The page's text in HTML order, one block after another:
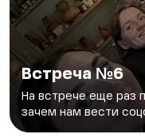
Встреча №6
На встрече еще раз
зачем нам вести